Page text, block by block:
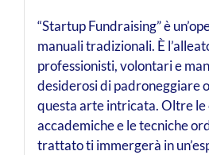
“Startup Fundraising” è
manuali tradizionali. È
professionisti, volontari e
desiderosi di padroneggiare
questa arte intricata. Oltre le
accademiche e le tecniche
trattato ti immergerà in